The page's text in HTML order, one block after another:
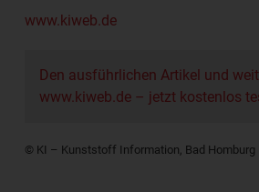
www.kiweb.de
Den ausführlichen Artikel und
www.kiweb.de – jetzt kostenlos
© KI – Kunststoff Information, Bad Homburg